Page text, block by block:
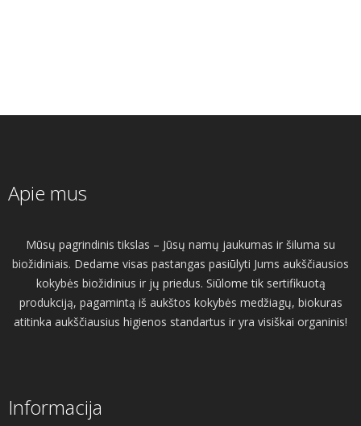
Apie mus
Mūsų pagrindinis tikslas – Jūsų namų jaukumas ir šiluma su
biožidiniais. Dedame visas pastangas pasiūlyti Jums aukščiausios
kokybės biožidinius ir jų priedus. Siūlome tik sertifikuotą
produkciją, pagamintą iš aukštos kokybės medžiagų, biokuras
atitinka aukščiausius higienos standartus ir yra visiškai organinis!
Informacija